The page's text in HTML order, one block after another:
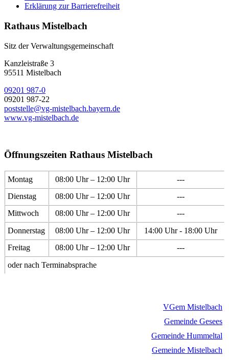
Erklärung zur Barrierefreiheit
Rathaus Mistelbach
Sitz der Verwaltungsgemeinschaft
Kanzleistraße 3
95511 Mistelbach
09201 987-0
09201 987-22
poststelle@vg-mistelbach.bayern.de
www.vg-mistelbach.de
Öffnungszeiten Rathaus Mistelbach
Montag 08:00 Uhr – 12:00 Uhr
---
Dienstag
08:00 Uhr – 12:00 Uhr
---
Mittwoch
08:00 Uhr – 12:00 Uhr
---
Donnerstag
08:00 Uhr – 12:00 Uhr
14:00 Uhr - 18:00 Uhr
Freitag
08:00 Uhr – 12:00 Uhr
---
oder nach Terminabsprache
VGem Mistelbach
Gemeinde Gesees
Gemeinde Hummeltal
Gemeinde Mistelbach